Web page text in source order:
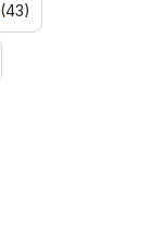
(43)